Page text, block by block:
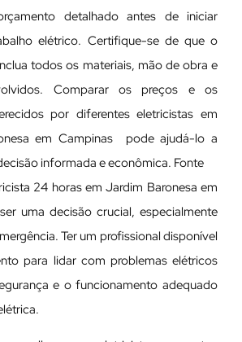
detalhado antes de iniciar
elétrico. Certifique-se de que o
todos os materiais, mão de obra e
Comparar os preços e os
por diferentes eletricistas em
em Campinas pode ajudá-lo a
informada e econômica. Fonte
24 horas em Jardim Baronesa em
uma decisão crucial, especialmente
Ter um profissional disponível
para lidar com problemas elétricos
e o funcionamento adequado